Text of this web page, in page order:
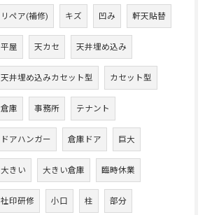
リペア(補修) キズ 凹み 軒天貼替
平屋 天カセ 天井埋め込み
天井埋め込みカセット型 カセット型
倉庫 事務所 テナント
ドアハンガー 倉庫ドア 巨大
大きい 大きい倉庫 臨時休業
社印研修 小口 柱 部分